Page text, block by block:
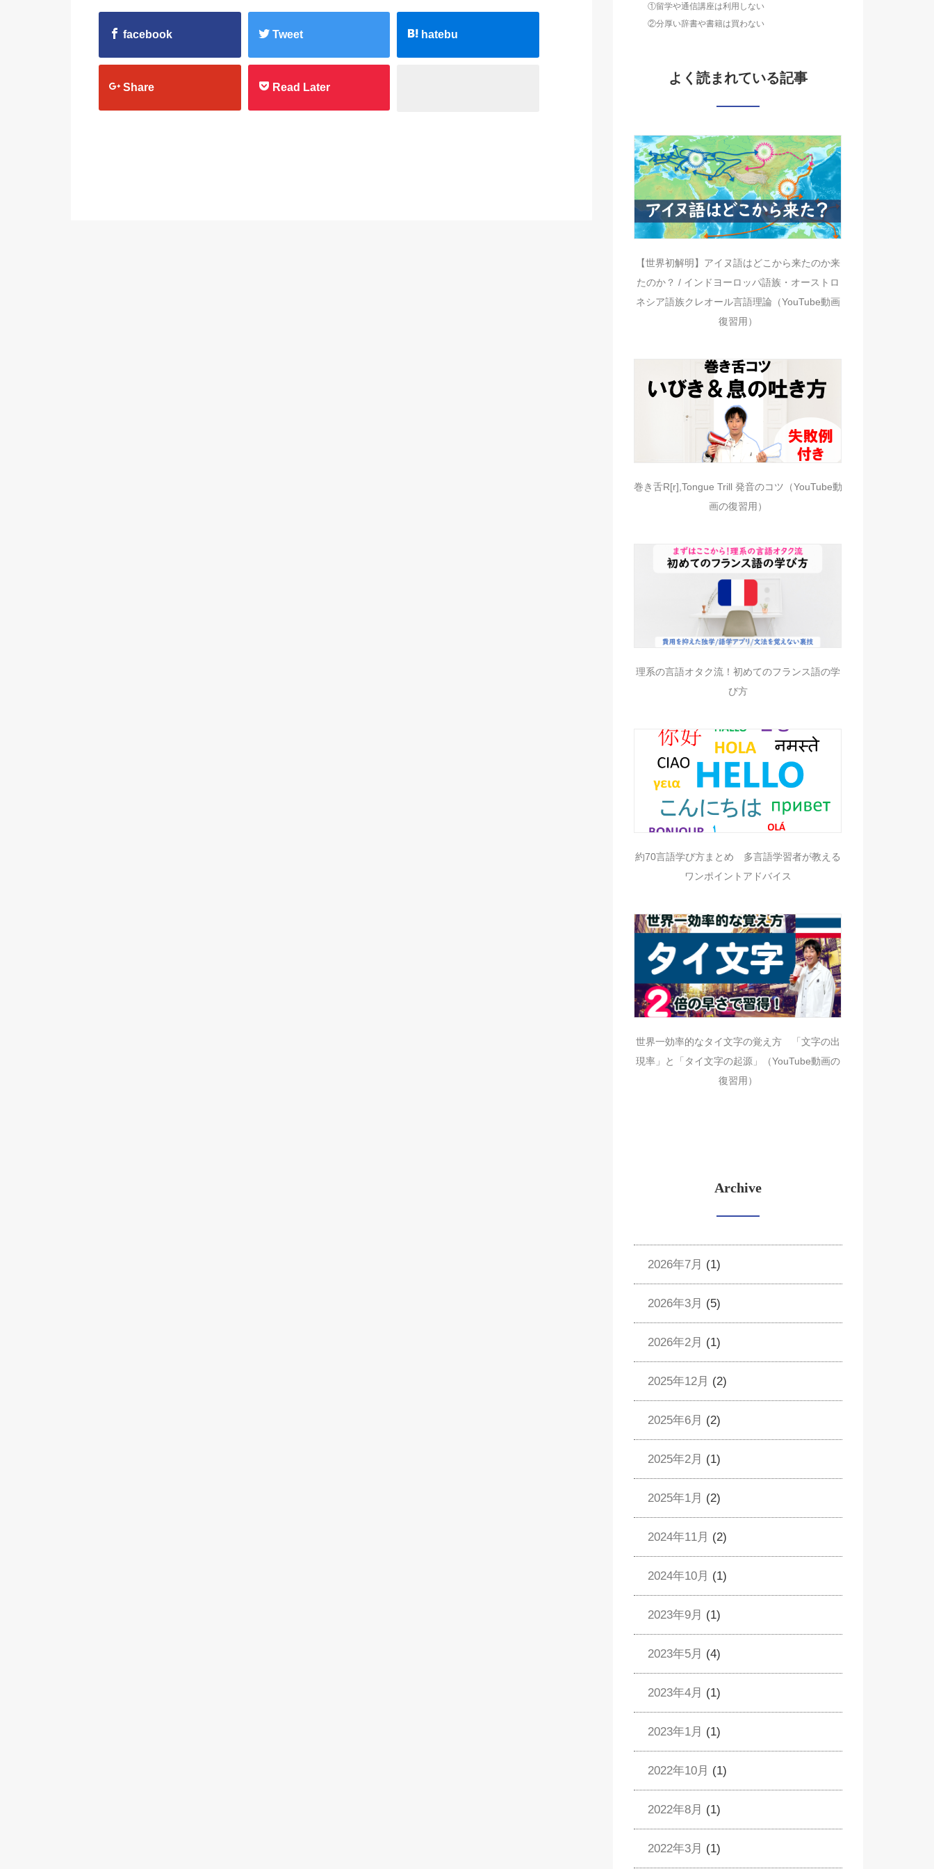
facebook Tweet hatebu
Share Read Later
①留学や通信講座は利用しない
②分厚い辞書や書籍は買わない
よく読まれている記事
【世界初解明】アイヌ語はどこから来たのか来
たのか？ / インドヨーロッパ語族・オーストロ
ネシア語族クレオール言語理論（YouTube動画
復習用）
巻き舌R[r],Tongue Trill 発音のコツ（YouTube動
画の復習用）
理系の言語オタク流！初めてのフランス語の学
び方
約70言語学び方まとめ 多言語学習者が教える
ワンポイントアドバイス
世界一効率的なタイ文字の覚え方 「文字の出
現率」と「タイ文字の起源」（YouTube動画の
復習用）
Archive
2026年7月 (1)
2026年3月 (5)
2026年2月 (1)
2025年12月 (2)
2025年6月 (2)
2025年2月 (1)
2025年1月 (2)
2024年11月 (2)
2024年10月 (1)
2023年9月 (1)
2023年5月 (4)
2023年4月 (1)
2023年1月 (1)
2022年10月 (1)
2022年8月 (1)
2022年3月 (1)